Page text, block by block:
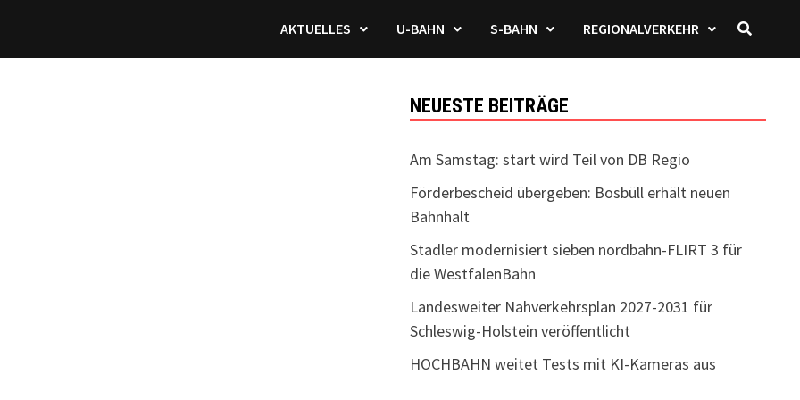
AKTUELLES U-BAHN S-BAHN REGIONALVERKEHR
NEUESTE BEITRÄGE
Am Samstag: start wird Teil von DB Regio
Förderbescheid übergeben: Bosbüll erhält neuen
Bahnhalt
Stadler modernisiert sieben nordbahn-FLIRT 3 für
die WestfalenBahn
Landesweiter Nahverkehrsplan 2027-2031 für
Schleswig-Holstein veröffentlicht
HOCHBAHN weitet Tests mit KI-Kameras aus